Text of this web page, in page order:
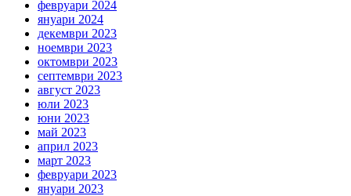
февруари 2024
януари 2024
декември 2023
ноември 2023
октомври 2023
септември 2023
август 2023
юли 2023
юни 2023
май 2023
април 2023
март 2023
февруари 2023
януари 2023